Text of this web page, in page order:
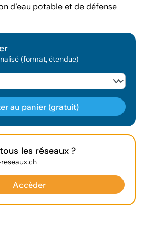
d'eau potable et de défense
(format, étendue)
au panier (gratuit)
au panier !
Voir le panier
les réseaux ?
Accèder